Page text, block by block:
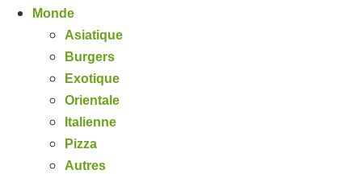
Monde
Asiatique
Burgers
Exotique
Orientale
Italienne
Pizza
Autres